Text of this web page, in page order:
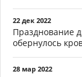
22 дек 2022
Празднование
обернулось
28 мар 2022